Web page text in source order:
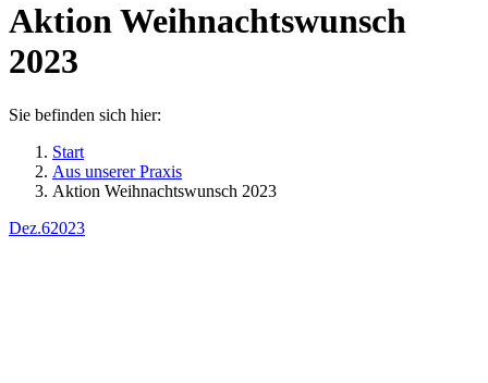
Aktion Weihnachtswunsch
2023
Sie befinden sich hier:
Start
Aus unserer Praxis
Aktion Weihnachtswunsch 2023
Dez.62023